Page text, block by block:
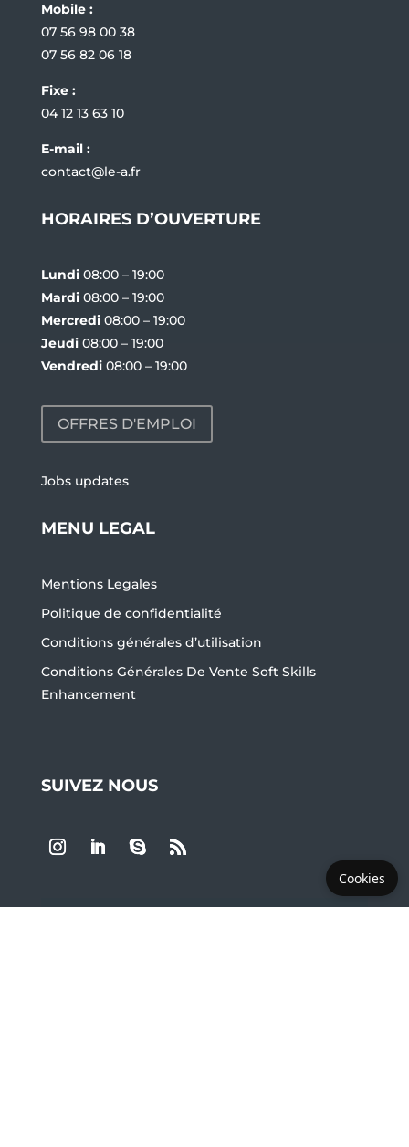
Mobile :
07 56 98 00 38
07 56 82 06 18
Fixe :
04 12 13 63 10
E-mail :
contact@le-a.fr
HORAIRES D’OUVERTURE
Lundi08:00 – 19:00
Mardi08:00 – 19:00
Mercredi08:00 – 19:00
Jeudi08:00 – 19:00
Vendredi08:00 – 19:00
OFFRES D'EMPLOI
Jobs updates
MENU LEGAL
Mentions Legales
Politique de confidentialité
Conditions générales d’utilisation
Conditions Générales De Vente Soft Skills
Enhancement
SUIVEZ NOUS
Cookies